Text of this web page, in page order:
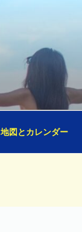
地図とカレンダー